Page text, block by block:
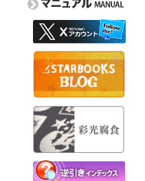
オンデマンド比較表
取扱用紙一覧
取り扱い箔一覧
イベントガイド
フェア情報
よくある質問
毎割60
ぼうけんのしょ
お問い合わせ
新刊カード請求/交
データチェック編
逆引きインデックス
本づくりのいろは